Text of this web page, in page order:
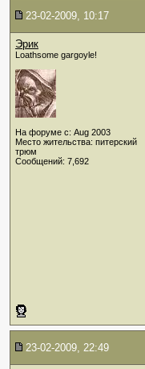
23-02-2009, 10:17
Эрик
Loathsome gargoyle!
На форуме с: Aug 2003
Место жительства: питерский
трюм
Сообщений: 7,692
23-02-2009, 22:49